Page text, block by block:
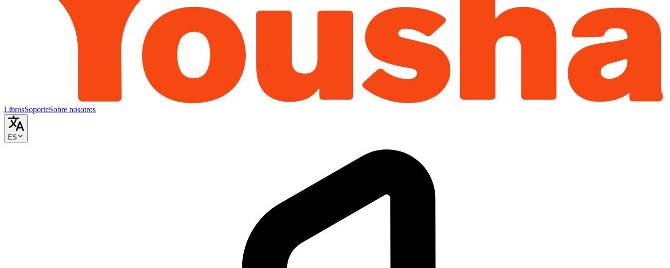
LibrosSoporteSobre nosotros
ES